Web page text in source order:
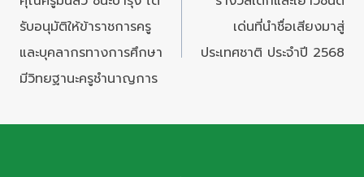
รับอนุมัติให้ข้าราชการครู
และบุคลากรทางการศึกษา
มีวิทยฐานะครูชำนาญการ
เด่นที่นำชื่อเสียงมาสู่
ประเทศชาติ ประจำปี 2568